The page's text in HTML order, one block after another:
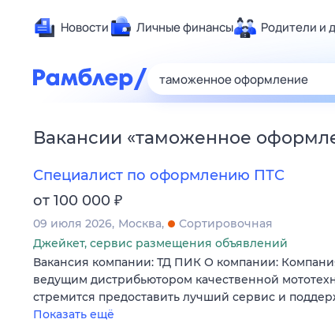
Новости Личные финансы Родители и
Спорт
Вакансии «таможенное
Специалист по оформлению ПТС
от 100 000 ₽
09 июля 2026 Москва
Сортировочная
Джейкет, сервис размещения объявлений
Вакансия компании: ТД ПИК О компании:
ведущим дистрибьютором качественной
стремится предоставить лучший сервис и
Показать ещё